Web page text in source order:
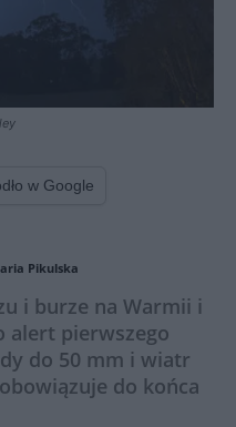
w Google
Pikulska
i burze na Warmii i
alert pierwszego
do 50 mm i wiatr
do końca